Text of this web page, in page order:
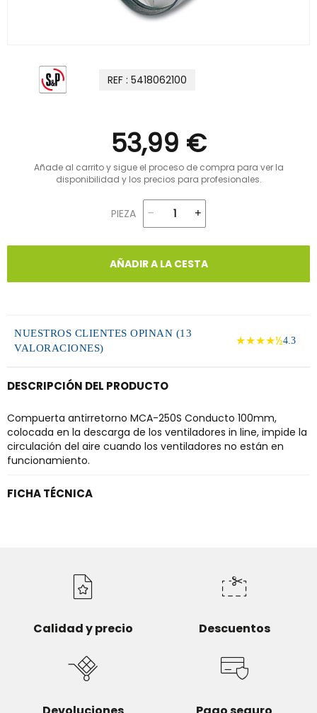
REF : 5418062100
53,99 €
Añade al carrito y sigue el proceso de compra para ver la
disponibilidad y los precios para profesionales.
PIEZA
AÑADIR A LA CESTA
NUESTROS CLIENTES OPINAN (13
VALORACIONES)
★★★★½4.3
DESCRIPCIÓN DEL PRODUCTO
Compuerta antirretorno MCA-250S Conducto 100mm,
colocada en la descarga de los ventiladores in line, impide la
circulación del aire cuando los ventiladores no están en
funcionamiento.
FICHA TÉCNICA
Calidad y precio Descuentos